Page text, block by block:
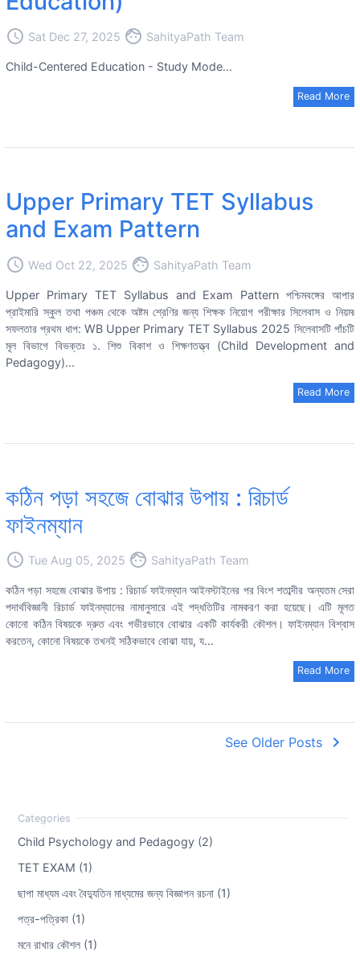
access_time Sat Dec 27, 2025 face SahityaPath Team
Child-Centered Education - Study Mode...
Read More
Upper Primary TET Syllabus
and Exam Pattern
access_time Wed Oct 22, 2025 face SahityaPath Team
Upper Primary TET Syllabus and Exam Pattern পশ্চিমবঙ্গের আপার
প্রাইমারি স্কুল তথা পঞ্চম থেকে অষ্টম শ্রেণির জন্য শিক্ষক নিয়োগ পরীক্ষার সিলেবাস ও নিয়ম৷
সফলতার প্রথম ধাপ: WB Upper Primary TET Syllabus 2025 সিলেবাসটি পাঁচটি
মূল বিভাগে বিভক্তঃ ১. শিশু বিকাশ ও শিক্ষণতত্ত্ব (Child Development and
Pedagogy)...
Read More
কঠিন পড়া সহজে বোঝার উপায় : রিচার্ড
ফাইনম্যান
access_time Tue Aug 05, 2025 face SahityaPath Team
কঠিন পড়া সহজে বোঝার উপায় : রিচার্ড ফাইনম্যান আইনস্টাইনের পর বিংশ শতাব্দীর অন্যতম সেরা
পদার্থবিজ্ঞানী রিচার্ড ফাইনম্যানের নামানুসারে এই পদ্ধতিটির নামকরণ করা হয়েছে। এটি মূলত
কোনো কঠিন বিষয়কে দ্রুত এবং গভীরভাবে বোঝার একটি কার্যকরী কৌশল। ফাইনম্যান বিশ্বাস
করতেন, কোনো বিষয়কে তখনই সঠিকভাবে বোঝা যায়, য...
Read More
See Older Posts navigate_next
Child Psychology and Pedagogy (2)
TET EXAM (1)
ছাপা মাধ্যম এবং বৈদ্যুতিন মাধ্যমের জন্য বিজ্ঞাপন রচনা (1)
পত্র-পত্রিকা (1)
মনে রাখার কৌশল (1)